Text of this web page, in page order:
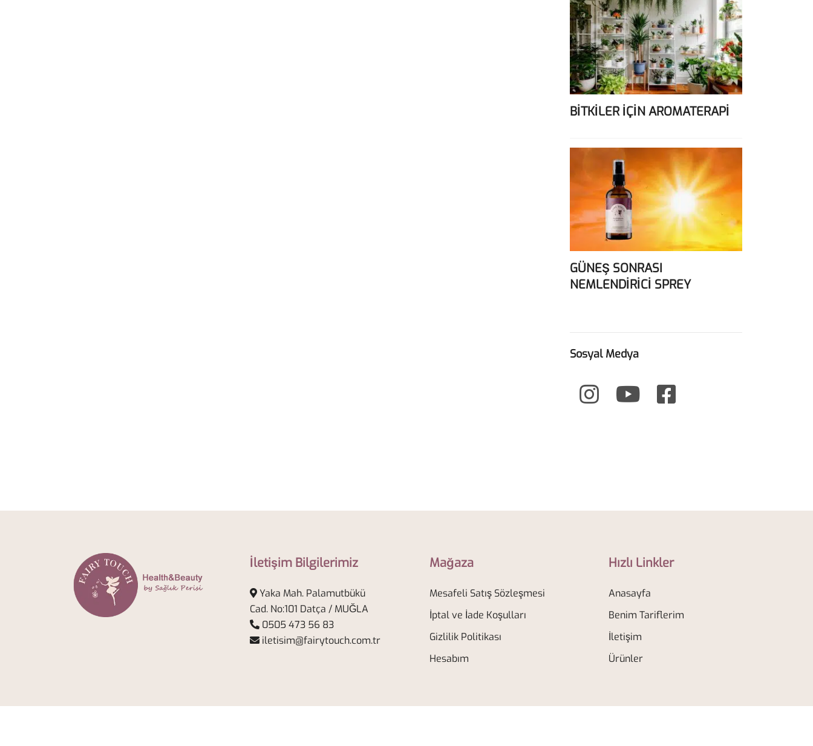
BİTKİLER İÇİN AROMATERAPİ
GÜNEŞ SONRASI
NEMLENDİRİCİ SPREY
Sosyal Medya
İletişim Bilgilerimiz
Yaka Mah. Palamutbükü
Cad. No:101 Datça / MUĞLA
0505 473 56 83
iletisim@fairytouch.com.tr
Mağaza
Mesafeli Satış Sözleşmesi
İptal ve İade Koşulları
Gizlilik Politikası
Hesabım
Hızlı Linkler
Anasayfa
Benim Tariflerim
İletişim
Ürünler